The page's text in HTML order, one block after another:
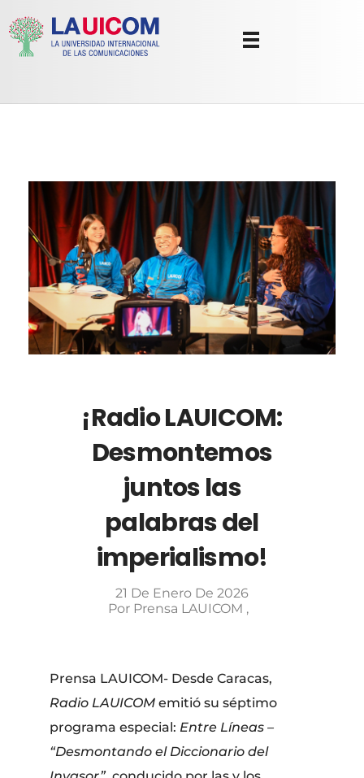
¡Radio LAUICOM:
Desmontemos
juntos las
palabras del
imperialismo!
21 De Enero De 2026
Por Prensa LAUICOM
Prensa LAUICOM- Desde Caracas,
Radio LAUICOM emitió su séptimo
programa especial: Entre Líneas –
“Desmontando el Diccionario del